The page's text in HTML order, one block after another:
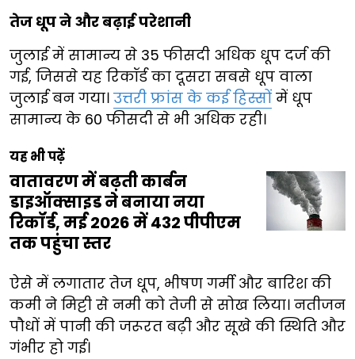
तेज धूप ने और बढ़ाई परेशानी
जुलाई में सामान्य से 35 फीसदी अधिक धूप दर्ज की
गई, जिससे यह रिकॉर्ड का दूसरा सबसे धूप वाला
जुलाई बन गया। उत्तरी फ्रांस के कई हिस्सों में धूप
सामान्य के 60 फीसदी से भी अधिक रही।
यह भी पढ़ें
वातावरण में बढ़ती कार्बन
डाइऑक्साइड ने बनाया नया
रिकॉर्ड, मई 2026 में 432 पीपीएम
तक पहुंचा स्तर
ऐसे में लगातार तेज धूप, भीषण गर्मी और बारिश की
कमी ने मिट्टी से नमी को तेजी से सोख लिया। नतीजन
पौधों में पानी की जरूरत बढ़ी और सूखे की स्थिति और
गंभीर हो गई।